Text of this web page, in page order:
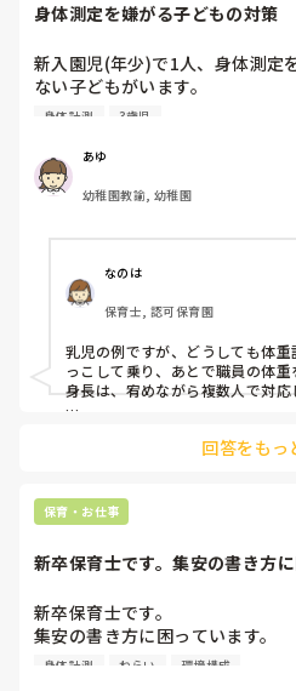
身体測定を嫌がる子どもの対策
新入園児(年少)で1人、身体測定
ない子どもがいます。
そもそも登園してずーっと泣い
本人は身体測定が怖いらしいで
はわかりません。
その子が好きな私物(水筒やハ
なにか解決策はありますか？
身体計測 3歳児
あゆ
幼稚園教諭, 幼稚園
なのは
保育士, 認可保育園
乳児の例ですが、どうしても体
っこして乗り、あとで職員の体重
身長は、宥めながら複数人で対応
が、まだ新入園児ということも
回答をもっ
保育・お仕事
新卒保育士です。集安の書き方
新卒保育士です。
集安の書き方に困っています。
身体測定の日の
身体計測 ねらい 環境構成